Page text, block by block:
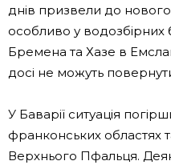
днів призвели до
особливо у водозбірних
Бремена та Хазе в
досі не можуть
У Баварії ситуація
франконських областях
Верхнього Пфальця.